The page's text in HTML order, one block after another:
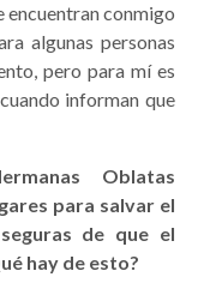
encuentran conmigo
algunas personas
pero para mí es
informan que
Oblatas
para salvar el
de que el
hay de esto?